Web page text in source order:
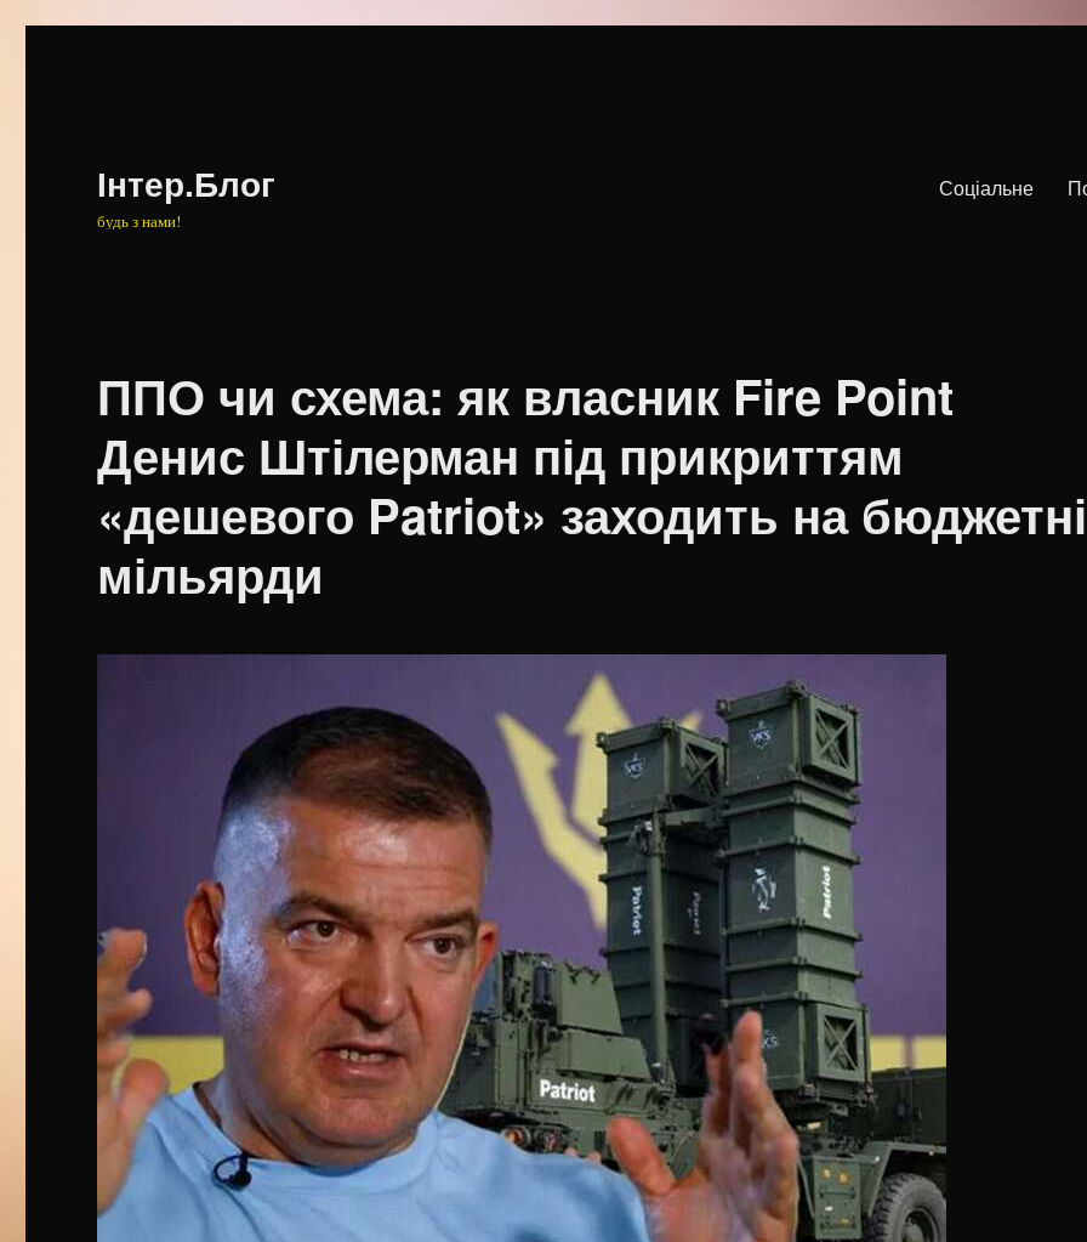
Інтер.Блог
будь з нами!
Соціальне
ППО чи схема: як власник Fire Point
Денис Штілерман під прикриттям
«дешевого Patriot» заходить на бюджетні
мільярди